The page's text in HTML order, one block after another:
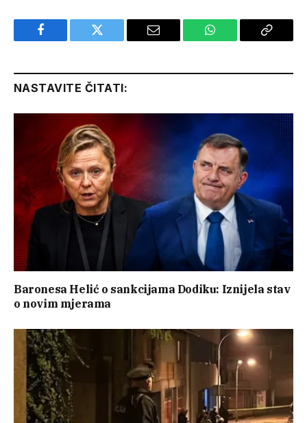
Facebook Twitter Email WhatsApp Copy
NASTAVITE ČITATI:
Baronesa Helić o sankcijama Dodiku: Iznijela stav
o novim mjerama